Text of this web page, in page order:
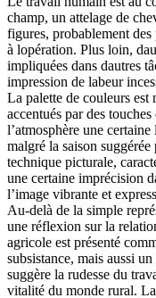
champ, un attelage de
figures, probablement
à lopération. Plus loin,
impliquées dans dautres
impression de labeur
La palette de couleurs est
accentués par des
l’atmosphère une
malgré la saison
technique picturale,
une certaine imprécision
l’image vibrante et
Au-delà de la simple
une réflexion sur la
agricole est présenté
subsistance, mais aussi
suggère la rudesse du
vitalité du monde rural.